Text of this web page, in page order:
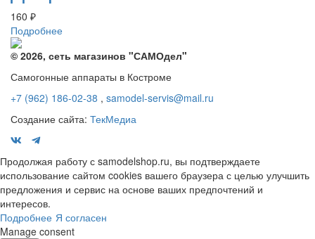
160 ₽
Подробнее
© 2026, сеть магазинов "САМОдел"
Самогонные аппараты в Костроме
+7 (962) 186-02-38 , samodel-servis@mail.ru
Создание сайта: ТекМедиа
Продолжая работу с samodelshop.ru, вы подтверждаете
использование сайтом cookies вашего браузера с целью улучшить
предложения и сервис на основе ваших предпочтений и
интересов.
Подробнее Я согласен
Manage consent